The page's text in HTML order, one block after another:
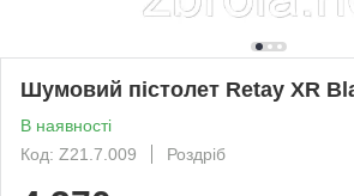
Шумовий пістолет Retay XR
В наявності
Код: Z21.7.009
Роздріб